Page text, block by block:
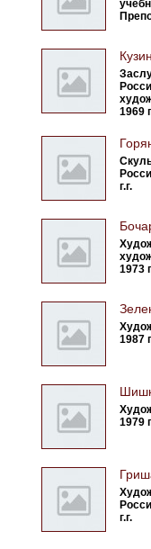
1969
г.г.
1973
1987
1979
г.г.